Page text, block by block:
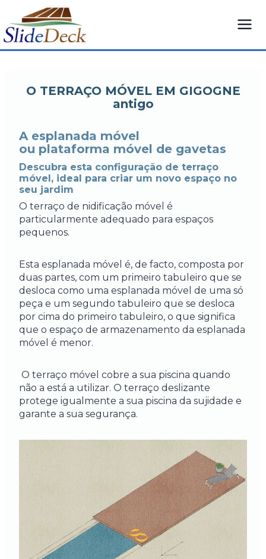
conteúdo
O TERRAÇO MÓVEL EM GIGOGNE
antigo
A esplanada móvel
ou plataforma móvel de gavetas
Descubra esta configuração de terraço
móvel, ideal para criar um novo espaço no
seu jardim
O terraço de nidificação móvel é
particularmente adequado para espaços
pequenos.
Esta esplanada móvel é, de facto, composta por
duas partes, com um primeiro tabuleiro que se
desloca como uma esplanada móvel de uma só
peça e um segundo tabuleiro que se desloca
por cima do primeiro tabuleiro, o que significa
que o espaço de armazenamento da esplanada
móvel é menor.
O terraço móvel cobre a sua piscina quando
não a está a utilizar. O terraço deslizante
protege igualmente a sua piscina da sujidade e
garante a sua segurança.